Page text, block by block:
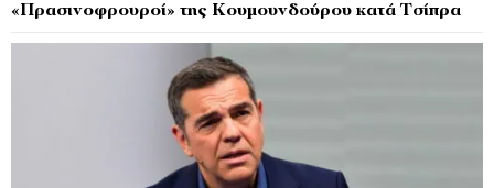
«Πρασινοφρουροί» της Κουμουνδούρου κατά Τσίπρα